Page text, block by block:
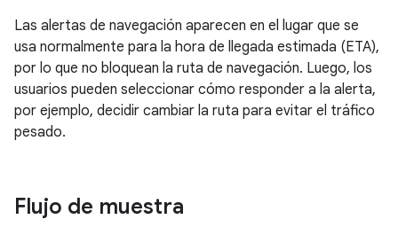
Las alertas de navegación aparecen en el lugar que se
usa normalmente para la hora de llegada estimada (ETA),
por lo que no bloquean la ruta de navegación. Luego, los
usuarios pueden seleccionar cómo responder a la alerta,
por ejemplo, decidir cambiar la ruta para evitar el tráfico
pesado.
Flujo de muestra